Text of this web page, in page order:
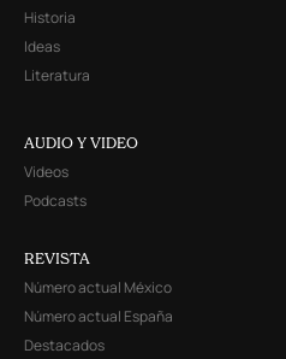
Historia
Ideas
Literatura
AUDIO Y VIDEO
Videos
Podcasts
REVISTA
Número actual México
Número actual España
Destacados